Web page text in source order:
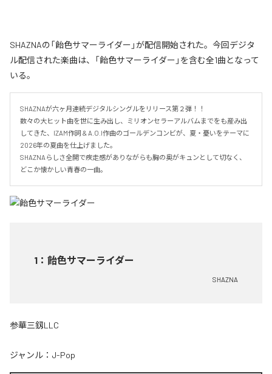
SHAZNAの「飴色サマーライダー」が配信開始された。今回デジタ
ル配信された楽曲は、「飴色サマーライダー」を含む全1曲となって
いる。
SHAZNAが六ヶ月連続デジタルシングルをリリース第２弾！！
数々の大ヒット曲を世に生み出し、ミリオンセラーアルバムまでをも産み出
してきた、IZAM作詞 & A.O.I作曲のゴールデンコンビが、夏・憂いをテーマに
2026年の夏曲を仕上げました。
SHAZNAらしさ全開で疾走感がありながらも胸の奥がキュンとして切なく、
どこか懐かしい青春の一曲。
1 ： 飴色サマーライダー
SHAZNA
参華三釼LLC
ジャンル： J-Pop